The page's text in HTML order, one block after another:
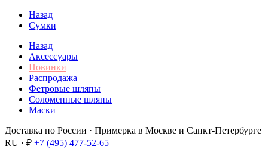
Назад
Сумки
Назад
Аксессуары
Новинки
Распродажа
Фетровые шляпы
Соломенные шляпы
Маски
Доставка по России · Примерка в Москве и Санкт-Петербурге
RU · ₽ +7 (495) 477-52-65